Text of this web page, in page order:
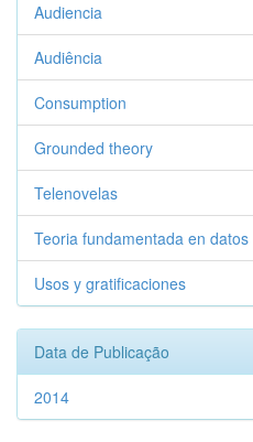
Audiencia
Audiência
Consumption
Grounded theory
Telenovelas
Teoria fundamentada en datos
Usos y gratificaciones
Data de Publicação
2014